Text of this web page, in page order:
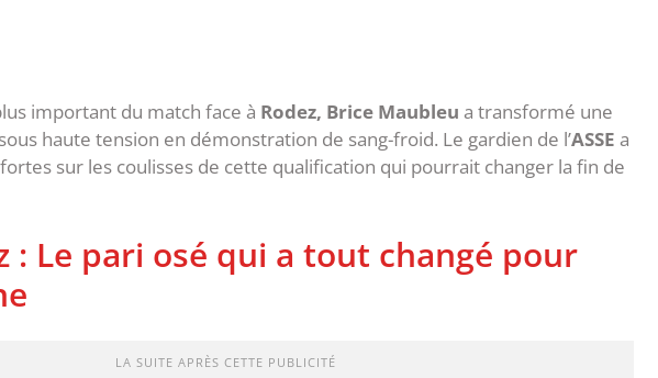
important du match face à Rodez, Brice Maubleu a transformé une
haute tension en démonstration de sang-froid. Le gardien de l’ASSE a
sur les coulisses de cette qualification qui pourrait changer la fin de
: Le pari osé qui a tout changé pour
LA SUITE APRÈS CETTE PUBLICITÉ